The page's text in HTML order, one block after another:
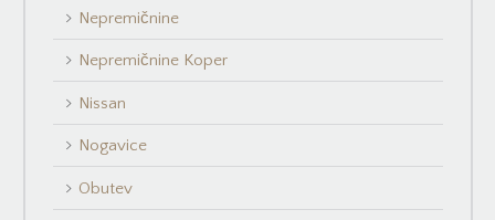
Nepremičnine
Nepremičnine Koper
Nissan
Nogavice
Obutev